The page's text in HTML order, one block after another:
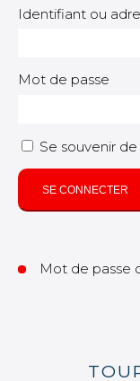
Identifiant ou
Mot de passe
Se souvenir
SE CONNECTER
Mot de passe